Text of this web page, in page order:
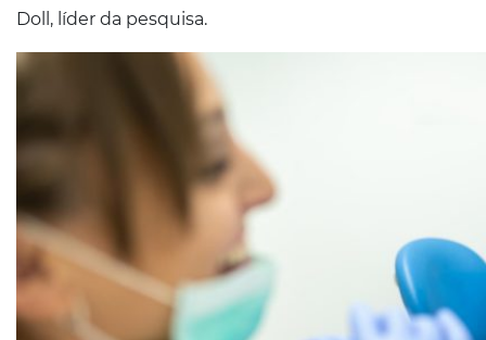
Doll, líder da pesquisa.